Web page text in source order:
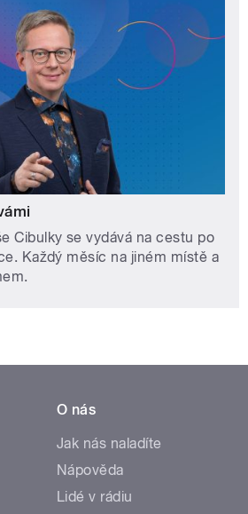
Cibulky se vydává na cestu po
Každý měsíc na jiném místě a
O nás
Jak nás naladíte
Nápověda
Lidé v rádiu